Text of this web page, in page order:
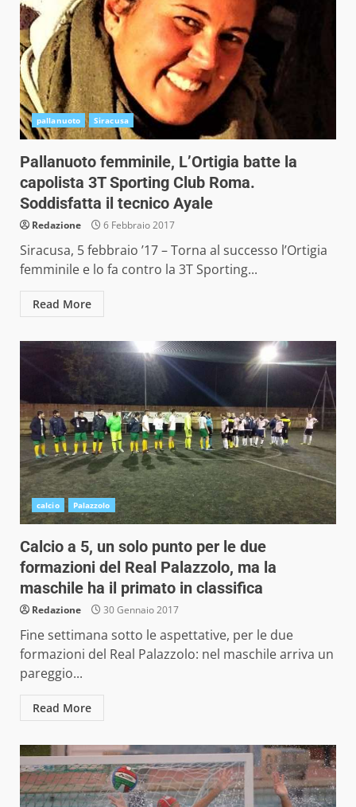
pallanuoto Siracusa
Pallanuoto femminile, L’Ortigia batte la
capolista 3T Sporting Club Roma.
Soddisfatta il tecnico Ayale
Redazione 6 Febbraio 2017
Siracusa, 5 febbraio ’17 – Torna al successo l’Ortigia
femminile e lo fa contro la 3T Sporting...
Read More
calcio Palazzolo
Calcio a 5, un solo punto per le due
formazioni del Real Palazzolo, ma la
maschile ha il primato in classifica
Redazione 30 Gennaio 2017
Fine settimana sotto le aspettative, per le due
formazioni del Real Palazzolo: nel maschile arriva un
pareggio...
Read More